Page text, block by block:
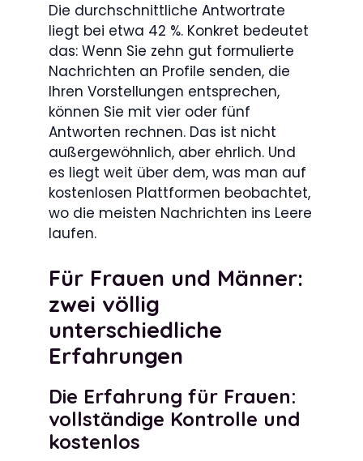
Die durchschnittliche Antwortrate
liegt bei etwa 42 %. Konkret bedeutet
das: Wenn Sie zehn gut formulierte
Nachrichten an Profile senden, die
Ihren Vorstellungen entsprechen,
können Sie mit vier oder fünf
Antworten rechnen. Das ist nicht
außergewöhnlich, aber ehrlich. Und
es liegt weit über dem, was man auf
kostenlosen Plattformen beobachtet,
wo die meisten Nachrichten ins Leere
laufen.
Für Frauen und Männer:
zwei völlig
unterschiedliche
Erfahrungen
Die Erfahrung für Frauen:
vollständige Kontrolle und
kostenlos